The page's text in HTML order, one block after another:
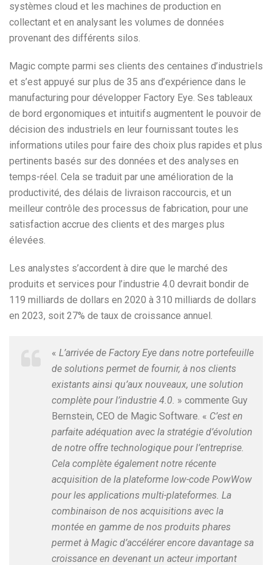
systèmes cloud et les machines de production en
collectant et en analysant les volumes de données
provenant des différents silos.
Magic compte parmi ses clients des centaines d’industriels
et s’est appuyé sur plus de 35 ans d’expérience dans le
manufacturing pour développer Factory Eye. Ses tableaux
de bord ergonomiques et intuitifs augmentent le pouvoir de
décision des industriels en leur fournissant toutes les
informations utiles pour faire des choix plus rapides et plus
pertinents basés sur des données et des analyses en
temps-réel. Cela se traduit par une amélioration de la
productivité, des délais de livraison raccourcis, et un
meilleur contrôle des processus de fabrication, pour une
satisfaction accrue des clients et des marges plus
élevées.
Les analystes s’accordent à dire que le marché des
produits et services pour l’industrie 4.0 devrait bondir de
119 milliards de dollars en 2020 à 310 milliards de dollars
en 2023, soit 27% de taux de croissance annuel.
« L’arrivée de Factory Eye dans notre portefeuille
de solutions permet de fournir, à nos clients
existants ainsi qu’aux nouveaux, une solution
complète pour l’industrie 4.0. » commente Guy
Bernstein, CEO de Magic Software. « C’est en
parfaite adéquation avec la stratégie d’évolution
de notre offre technologique pour l’entreprise.
Cela complète également notre récente
acquisition de la plateforme low-code PowWow
pour les applications multi-plateformes. La
combinaison de nos acquisitions avec la
montée en gamme de nos produits phares
permet à Magic d’accélérer encore davantage sa
croissance en devenant un acteur important